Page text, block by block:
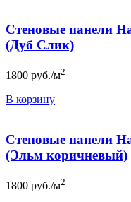
Стеновые панели
(Дуб Слик)
1800 руб./м2
В корзину
Стеновые панели
(Эльм коричневый)
1800 руб./м2